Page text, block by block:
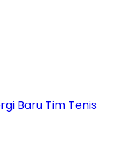
Baru Tim Tenis